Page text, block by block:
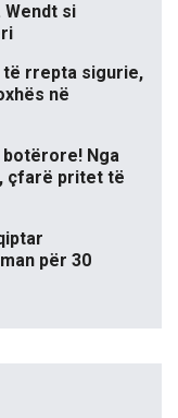
Wendt si
të rrepta sigurie,
në
botërore! Nga
çfarë pritet të
për 30